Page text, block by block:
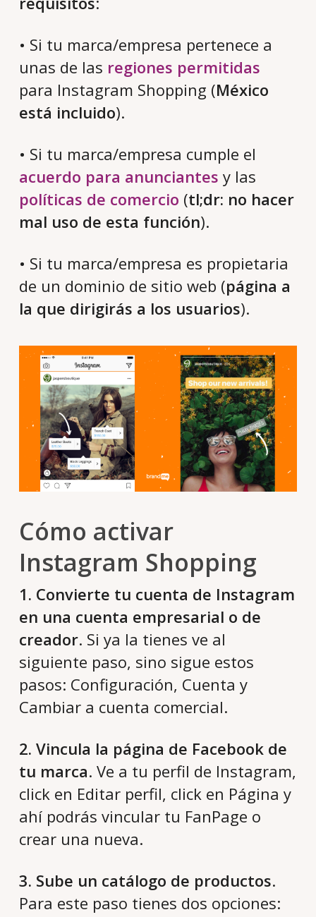
• Si tu marca/empresa pertenece a
unas de las regiones permitidas
para Instagram Shopping (México
está incluido).
• Si tu marca/empresa cumple el
acuerdo para anunciantes y las
políticas de comercio (tl;dr: no hacer
mal uso de esta función).
• Si tu marca/empresa es propietaria
de un dominio de sitio web (página a
la que dirigirás a los usuarios).
Cómo activar
Instagram Shopping
1. Convierte tu cuenta de Instagram
en una cuenta empresarial o de
creador. Si ya la tienes ve al
siguiente paso, sino sigue estos
pasos: Configuración, Cuenta y
Cambiar a cuenta comercial.
2. Vincula la página de Facebook de
tu marca. Ve a tu perfil de Instagram,
click en Editar perfil, click en Página y
ahí podrás vincular tu FanPage o
crear una nueva.
3. Sube un catálogo de productos.
Para este paso tienes dos opciones: